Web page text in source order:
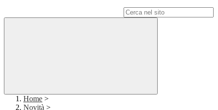
Home >
Novità >